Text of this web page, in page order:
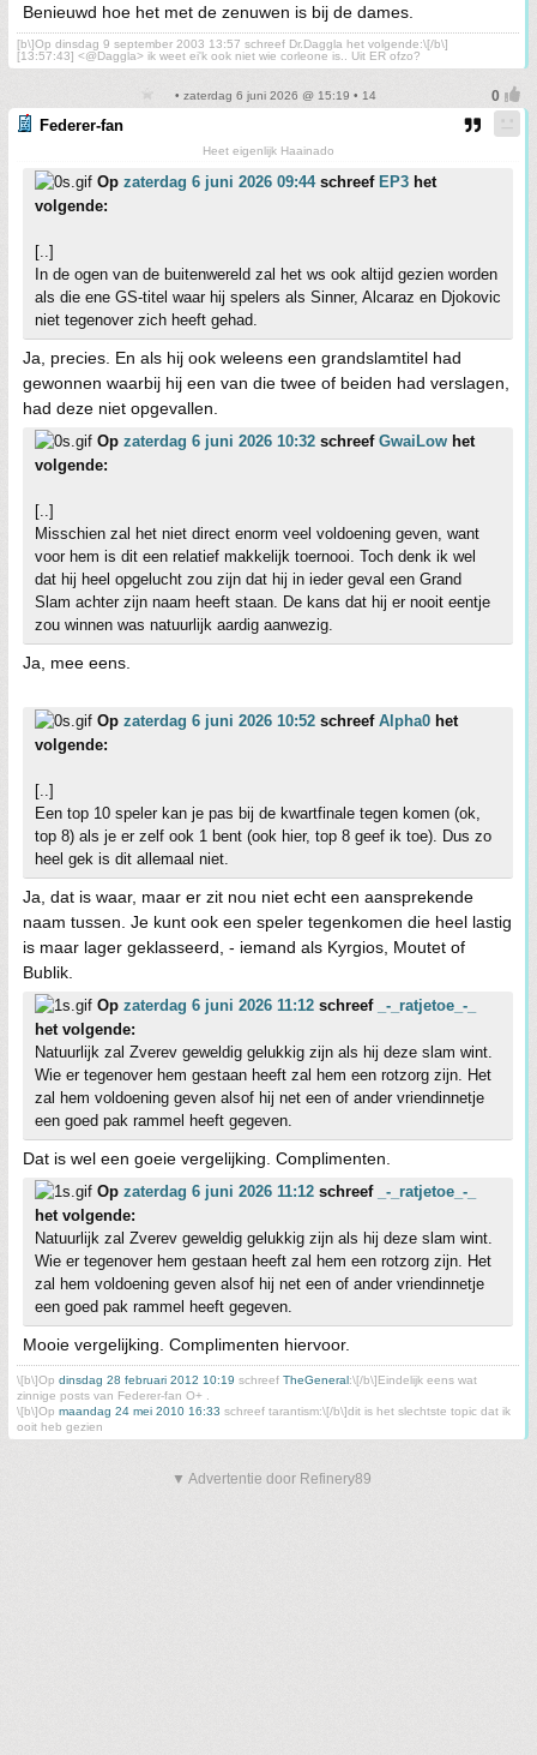
Benieuwd hoe het met de zenuwen is bij de dames.
[b\]Op dinsdag 9 september 2003 13:57 schreef Dr.Daggla het volgende:\[/b\]
[13:57:43] <@Daggla> ik weet ei'k ook niet wie corleone is.. Uit ER ofzo?
• zaterdag 6 juni 2026 @ 15:19 • 14
Federer-fan
Heet eigenlijk Haainado
Op zaterdag 6 juni 2026 09:44schreef EP3 het
volgende:
[..]
In de ogen van de buitenwereld zal het ws ook altijd gezien worden
als die ene GS-titel waar hij spelers als Sinner, Alcaraz en Djokovic
niet tegenover zich heeft gehad.
Ja, precies. En als hij ook weleens een grandslamtitel had
gewonnen waarbij hij een van die twee of beiden had verslagen,
had deze niet opgevallen.
Op zaterdag 6 juni 2026 10:32 schreef GwaiLow het
volgende:
[..]
Misschien zal het niet direct enorm veel voldoening geven, want
voor hem is dit een relatief makkelijk toernooi. Toch denk ik wel
dat hij heel opgelucht zou zijn dat hij in ieder geval een Grand
Slam achter zijn naam heeft staan. De kans dat hij er nooit eentje
zou winnen was natuurlijk aardig aanwezig.
Ja, mee eens.
Op zaterdag 6 juni 2026 10:52 schreef Alpha0 het
volgende:
[..]
Een top 10 speler kan je pas bij de kwartfinale tegen komen (ok,
top 8) als je er zelf ook 1 bent (ook hier, top 8 geef ik toe). Dus zo
heel gek is dit allemaal niet.
Ja, dat is waar, maar er zit nou niet echt een aansprekende
naam tussen. Je kunt ook een speler tegenkomen die heel lastig
is maar lager geklasseerd, - iemand als Kyrgios, Moutet of
Bublik.
Op zaterdag 6 juni 2026 11:12 schreef
_-_ratjetoe_-_
het volgende:
Natuurlijk zal Zverev geweldig gelukkig zijn als hij deze slam wint.
Wie er tegenover hem gestaan heeft zal hem een rotzorg zijn. Het
zal hem voldoening geven alsof hij net een of ander vriendinnetje
een goed pak rammel heeft gegeven.
Dat is wel een goeie vergelijking. Complimenten.
Op zaterdag 6 juni 2026 11:12 schreef
_-_ratjetoe_-_
het volgende:
Natuurlijk zal Zverev geweldig gelukkig zijn als hij deze slam wint.
Wie er tegenover hem gestaan heeft zal hem een rotzorg zijn. Het
zal hem voldoening geven alsof hij net een of ander vriendinnetje
een goed pak rammel heeft gegeven.
Mooie vergelijking. Complimenten hiervoor.
\[b\]Op dinsdag 28 februari 2012 10:19 schreef TheGeneral:\[/b\]Eindelijk eens wat
zinnige posts van Federer-fan O+ .
\[b\]Op maandag 24 mei 2010 16:33 schreef tarantism:\[/b\]dit is het slechtste topic dat ik
ooit heb gezien
▼ Advertentie door Refinery89